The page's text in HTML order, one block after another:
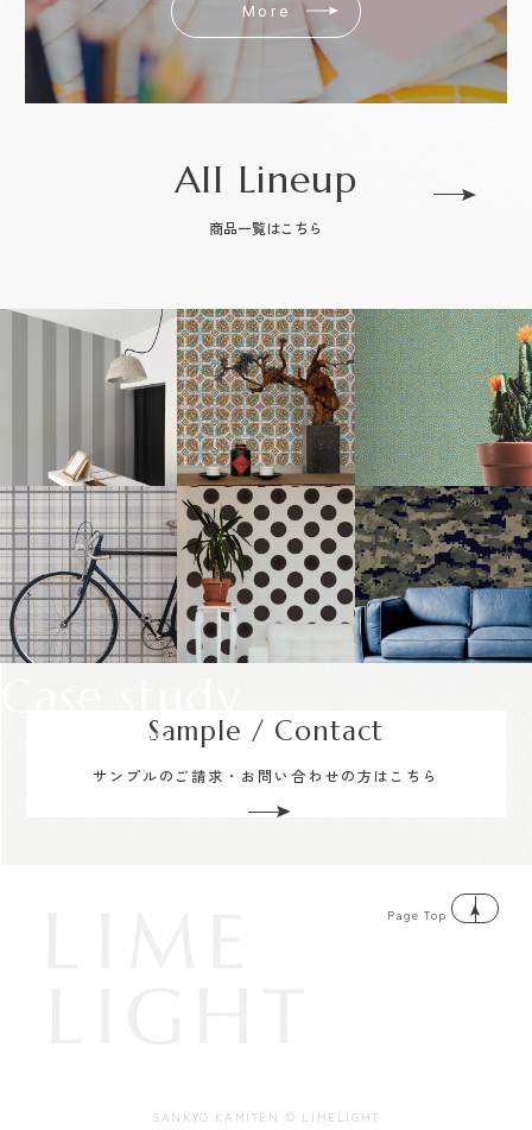
More
All Lineup
商品一覧はこちら
Sample / Contact
サンプルのご請求・お問い合わせの方はこちら
SANKYO KAMITEN © LIMELIGHT
Page Top